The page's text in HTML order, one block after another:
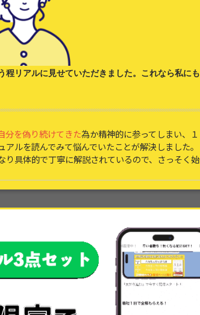
程リアルに見せていただきました。これなら私にも
分を偽り続けてきた為か精神的に参ってしまい、１
ルを読んでみて悩んでいたことが解決しました。
り具体的で丁寧に解説されているので、さっそく始